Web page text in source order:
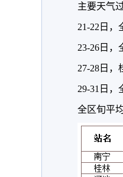
主要天气
21-22日
23-26日，
27-28日
29-31日，
全区旬平